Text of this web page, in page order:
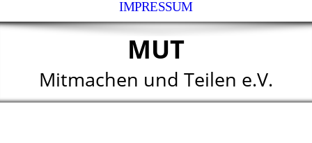
IMPRESSUM
MUT
Mitmachen und Teilen e.V.